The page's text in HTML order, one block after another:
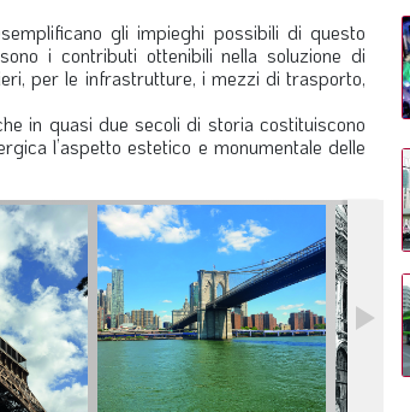
gli impieghi possibili di questo
i contributi ottenibili nella soluzione di
per le infrastrutture, i mezzi di trasporto,
in quasi due secoli di storia costituiscono
l’aspetto estetico e monumentale delle